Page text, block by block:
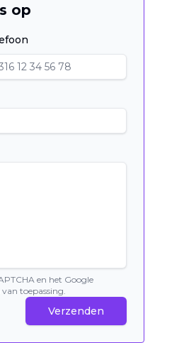
op
en het Google
toepassing.
Verzenden